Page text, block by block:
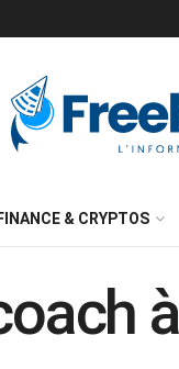
FINANCE & CRYPTOS